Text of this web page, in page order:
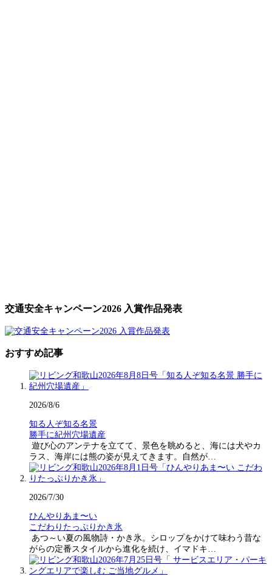
交通安全キャンペーン2026 入賞作品発表
おすすめ記事
2026/8/6
知る人ぞ知る名景
勝手に紀州穴場遺産
遊び心のアンテナを立てて、景色を眺めると、海には犬やカ
ラス、海岸には熊の姿が見えてきます。自然が…
2026/7/30
ひんやりあま〜い
こだわりたっぷりかき氷
あつ～い夏の風物詩・かき氷。シロップをかけて味わう昔な
がらの定番スタイルから進化を続け、イマドキ…